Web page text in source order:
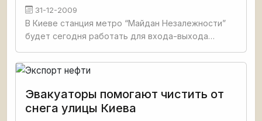
31-12-2009
В Киеве станция метро “Майдан Незалежности”
будет сегодня работать для входа-выхода
Нового года на главной
Эвакуаторы помогают чистить от
снега улицы Киева